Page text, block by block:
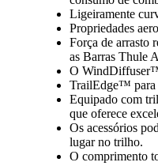
Ligeiramente
Propriedades
Força de arrasto
as Barras Thule
O
TrailEdge™ para
Equipado com
que oferece
Os acessórios
lugar no trilho.
O comprimento